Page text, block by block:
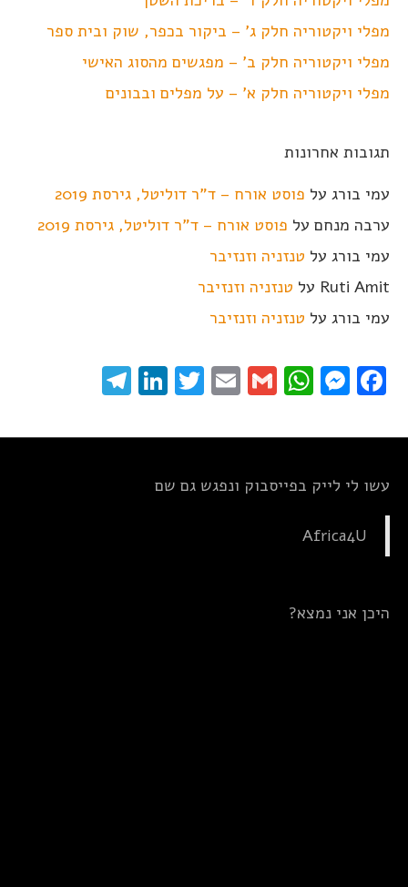
מפלי ויקטוריה חלק ג' – ביקור בכפר, שוק ובית ספר
מפלי ויקטוריה חלק ב' – מפגשים מהסוג האישי
מפלי ויקטוריה חלק א' – על מפלים ובבונים
תגובות אחרונות
עמי בורג על פוסט אורח – ד"ר דוליטל, גירסת 2019
ערבה מנחם על פוסט אורח – ד"ר דוליטל, גירסת 2019
עמי בורג על טנזניה וזנזיבר
Ruti Amit על טנזניה וזנזיבר
עמי בורג על טנזניה וזנזיבר
Facebook
Messenger
WhatsApp
Gmail
Email
Twitter
LinkedIn
עשו לי לייק בפייסבוק ונפגש גם שם
Africa4U
היכן אני נמצא?